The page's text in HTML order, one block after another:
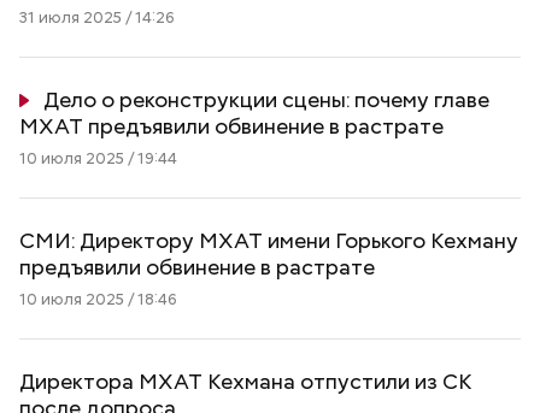
31 июля 2025 / 14:26
Дело о реконструкции сцены: почему главе
МХАТ предъявили обвинение в растрате
10 июля 2025 / 19:44
СМИ: Директору МХАТ имени Горького Кехману
предъявили обвинение в растрате
10 июля 2025 / 18:46
Директора МХАТ Кехмана отпустили из СК